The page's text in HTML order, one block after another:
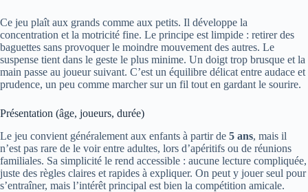
Ce jeu plaît aux grands comme aux petits. Il développe la
concentration et la motricité fine. Le principe est limpide : retirer des
baguettes sans provoquer le moindre mouvement des autres. Le
suspense tient dans le geste le plus minime. Un doigt trop brusque et la
main passe au joueur suivant. C’est un équilibre délicat entre audace et
prudence, un peu comme marcher sur un fil tout en gardant le sourire.
Présentation (âge, joueurs, durée)
Le jeu convient généralement aux enfants à partir de 5 ans, mais il
n’est pas rare de le voir entre adultes, lors d’apéritifs ou de réunions
familiales. Sa simplicité le rend accessible : aucune lecture compliquée,
juste des règles claires et rapides à expliquer. On peut y jouer seul pour
s’entraîner, mais l’intérêt principal est bien la compétition amicale.